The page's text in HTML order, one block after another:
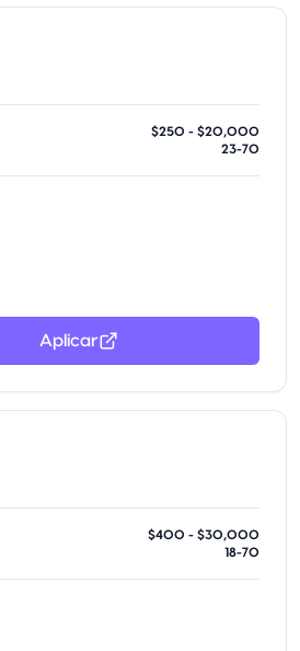
$250 - $20,000
23-70
Aplicar
$400 - $30,000
18-70